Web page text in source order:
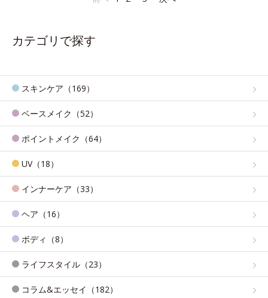
カテゴリで探す
スキンケア（169）
ベースメイク（52）
ポイントメイク（64）
UV（18）
インナーケア（33）
ヘア（16）
ボディ（8）
ライフスタイル（23）
コラム&エッセイ（182）